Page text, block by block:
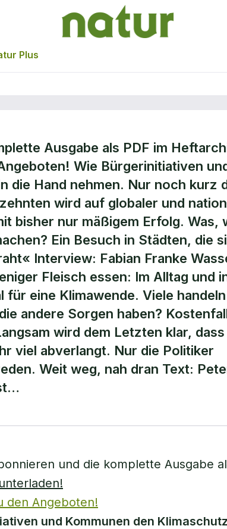
Plus
Ausgabe als PDF im
Wie Bürgerinitiativen
die Hand nehmen. Nur noch kurz
wird auf globaler und
bisher nur mäßigem Erfolg. Was,
Ein Besuch in Städten, die
Interview: Fabian Franke
Fleisch essen: Im Alltag und
eine Klimawende. Viele handeln
andere Sorgen haben?
wird dem Letzten klar,
viel abverlangt. Nur die Politiker
Weit weg, nah dran Text:
und die komplette Ausgabe
den Angeboten!
und Kommunen den